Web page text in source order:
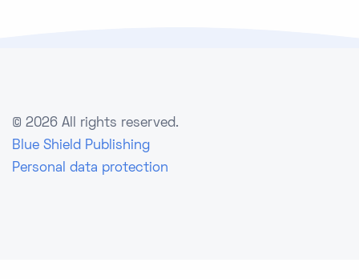
© 2026 All rights reserved.
Blue Shield Publishing
Personal data protection